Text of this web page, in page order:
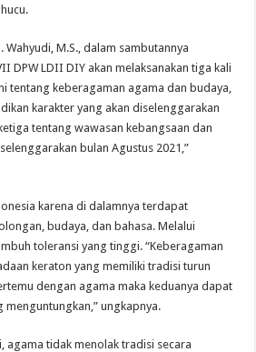
Wahyudi, M.S., dalam sambutannya
DPW LDII DIY akan melaksanakan tiga kali
tentang keberagaman agama dan budaya,
karakter yang akan diselenggarakan
tentang wawasan kebangsaan dan
bulan Agustus 2021,”
karena di dalamnya terdapat
budaya, dan bahasa. Melalui
toleransi yang tinggi. “Keberagaman
keraton yang memiliki tradisi turun
dengan agama maka keduanya dapat
menguntungkan,” ungkapnya.
agama tidak menolak tradisi secara